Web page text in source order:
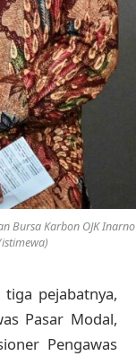
Bursa Karbon OJK Inarno
pejabatnya,
Pasar Modal,
Pengawas